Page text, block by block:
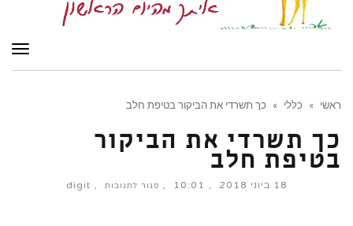
ראשי » כללי » כך תשרדי את הביקור בטיפת חלב
כך תשרדי את הביקור
בטיפת חלב
18 ביוני 2018 10:01 סגור לתגובות כך
digit